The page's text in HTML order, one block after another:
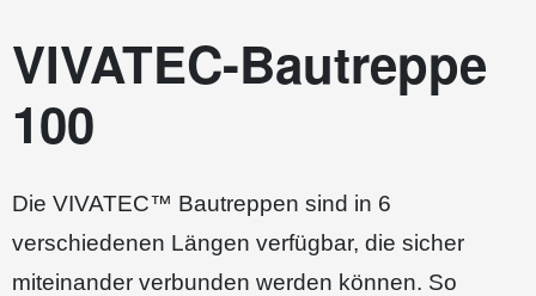
VIVATEC-Bautreppe
100
Die VIVATEC™ Bautreppen sind in 6
verschiedenen Längen verfügbar, die sicher
miteinander verbunden werden können. So